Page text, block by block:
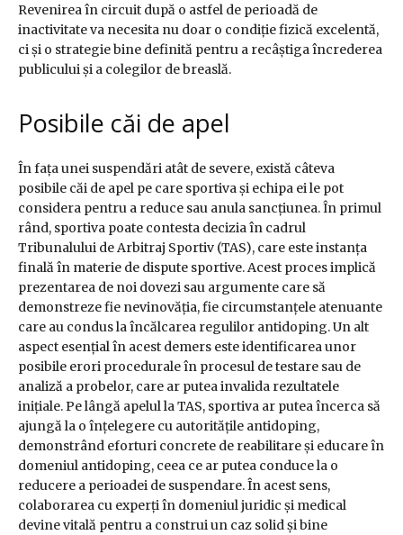
Revenirea în circuit după o astfel de perioadă de
inactivitate va necesita nu doar o condiție fizică excelentă,
ci și o strategie bine definită pentru a recâștiga încrederea
publicului și a colegilor de breaslă.
Posibile căi de apel
În fața unei suspendări atât de severe, există câteva
posibile căi de apel pe care sportiva și echipa ei le pot
considera pentru a reduce sau anula sancțiunea. În primul
rând, sportiva poate contesta decizia în cadrul
Tribunalului de Arbitraj Sportiv (TAS), care este instanța
finală în materie de dispute sportive. Acest proces implică
prezentarea de noi dovezi sau argumente care să
demonstreze fie nevinovăția, fie circumstanțele atenuante
care au condus la încălcarea regulilor antidoping. Un alt
aspect esențial în acest demers este identificarea unor
posibile erori procedurale în procesul de testare sau de
analiză a probelor, care ar putea invalida rezultatele
inițiale. Pe lângă apelul la TAS, sportiva ar putea încerca să
ajungă la o înțelegere cu autoritățile antidoping,
demonstrând eforturi concrete de reabilitare și educare în
domeniul antidoping, ceea ce ar putea conduce la o
reducere a perioadei de suspendare. În acest sens,
colaborarea cu experți în domeniul juridic și medical
devine vitală pentru a construi un caz solid și bine